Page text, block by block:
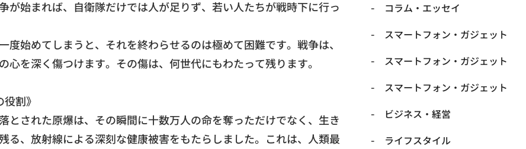
が始まれば、自衛隊だけでは人が足りず、 若い人たちが戦時下に行っ
度始めてしまうと、 それを終わらせるのは極めて困難です。戦争は、
心を深く傷つけます。 その傷は、何世代にもわたって残ります。
割》
とされた原爆は、 その瞬間に十数万人の命を奪っただけでなく、 生き
、 放射線による深刻な健康被害をもたらしました。これは、 人類最
コラム・エッセイ
スマートフォン・ガジェット
スマートフォン・ガジェット
スマートフォン・ガジェット
ビジネス・経営
ライフスタイル